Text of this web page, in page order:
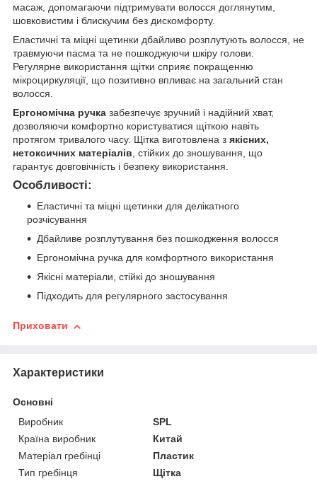
масаж, допомагаючи підтримувати волосся доглянутим,
шовковистим і блискучим без дискомфорту.
Еластичні та міцні щетинки дбайливо розплутують волосся, не
травмуючи пасма та не пошкоджуючи шкіру голови.
Регулярне використання щітки сприяє покращенню
мікроциркуляції, що позитивно впливає на загальний стан
волосся.
Ергономічна ручка забезпечує зручний і надійний хват,
дозволяючи комфортно користуватися щіткою навіть
протягом тривалого часу. Щітка виготовлена з якісних,
нетоксичних матеріалів , стійких до зношування, що
гарантує довговічність і безпеку використання.
Особливості:
Еластичні та міцні щетинки для делікатного
розчісування
Дбайливе розплутування без пошкодження волосся
Ергономічна ручка для комфортного використання
Якісні матеріали, стійкі до зношування
Підходить для регулярного застосування
Приховати
Характеристики
Основні
Виробник
SPL
Країна виробник
Китай
Матеріал гребінці
Пластик
Тип гребінця
Щітка